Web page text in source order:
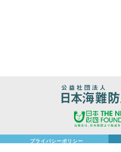
プライバシーポリシー